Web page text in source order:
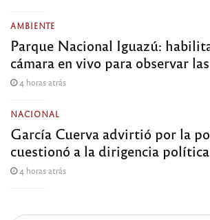
AMBIENTE
Parque Nacional Iguazú:
cámara en vivo para observar
4 horas atrás
NACIONAL
García Cuerva advirtió por la
cuestionó a la dirigencia política
4 horas atrás